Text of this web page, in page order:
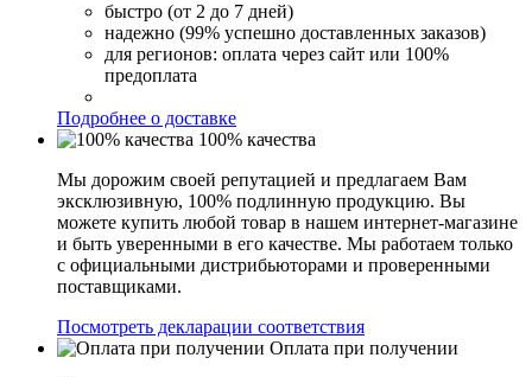
быстро (от 2 до 7 дней)
надежно (99% успешно доставленных заказов)
для регионов: оплата через сайт или 100%
предоплата
Подробнее о доставке
100% качества
Мы дорожим своей репутацией и предлагаем Вам
эксклюзивную, 100% подлинную продукцию. Вы
можете купить любой товар в нашем интернет-магазине
и быть уверенными в его качестве. Мы работаем только
с официальными дистрибьюторами и проверенными
поставщиками.
Посмотреть декларации соответствия
Оплата при получении